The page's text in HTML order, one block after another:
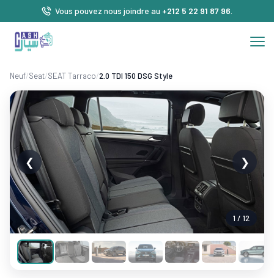
Vous pouvez nous joindre au +212 5 22 91 87 96
Neuf/Seat/SEAT Tarraco/2.0 TDI 150 DSG Style
1 / 12
❮ ❯